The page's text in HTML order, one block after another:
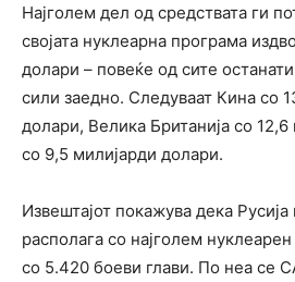
Најголем дел од средствата ги
својата нуклеарна програма
долари – повеќе од сите
сили заедно. Следуваат Кина со
долари, Велика Британија со 12,6
со 9,5 милијарди долари.
Извештајот покажува дека
располага со најголем
со 5.420 боеви глави. По неа се